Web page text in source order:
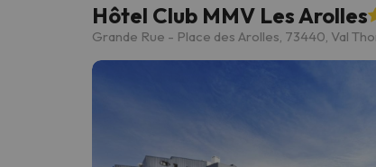
Skiurlaub Berghotels
Hôtel Club MMV Les Arolles
Grande Rue - Place des Arolles, 73440, Val